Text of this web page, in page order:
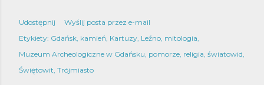
Udostępnij
Wyślij posta przez e-mail
Etykiety: Gdańsk kamień Kartuzy Leźno mitologia
Muzeum Archeologiczne w Gdańsku pomorze religia światowid
Świętowit Trójmiasto